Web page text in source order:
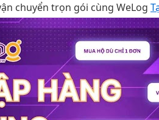
chuyển trọn gói cùng WeLog